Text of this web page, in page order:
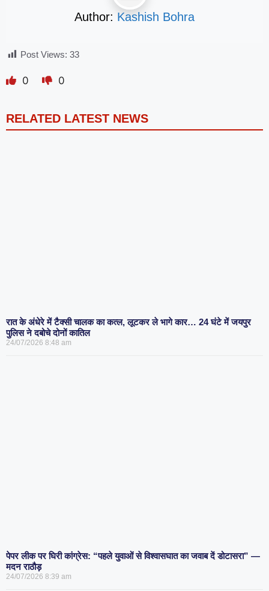
Author: Kashish Bohra
Post Views: 33
0 0
RELATED LATEST NEWS
रात के अंधेरे में टैक्सी चालक का कत्ल, लूटकर ले भागे कार… 24 घंटे में जयपुर
पुलिस ने दबोचे दोनों कातिल
24/07/2026 8:48 am
पेपर लीक पर घिरी कांग्रेस: “पहले युवाओं से विश्वासघात का जवाब दें डोटासरा” —
मदन राठौड़
24/07/2026 8:39 am